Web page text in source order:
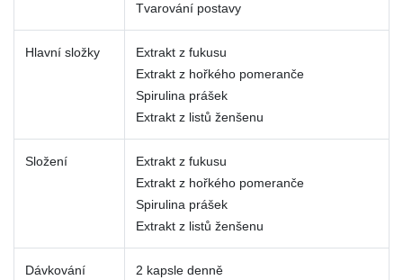
Tvarování postavy
Hlavní složky
Extrakt z fukusu
Extrakt z hořkého pomeranče
Spirulina prášek
Extrakt z listů ženšenu
Složení
Extrakt z fukusu
Extrakt z hořkého pomeranče
Spirulina prášek
Extrakt z listů ženšenu
Dávkování 2 kapsle denně